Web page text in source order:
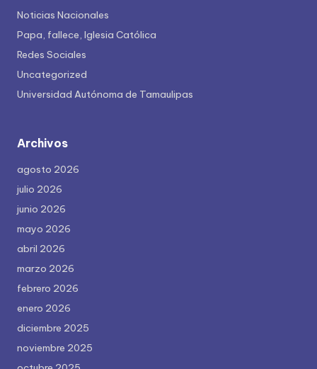
Noticias Nacionales
Papa, fallece, Iglesia Católica
Redes Sociales
Uncategorized
Universidad Autónoma de Tamaulipas
Archivos
agosto 2026
julio 2026
junio 2026
mayo 2026
abril 2026
marzo 2026
febrero 2026
enero 2026
diciembre 2025
noviembre 2025